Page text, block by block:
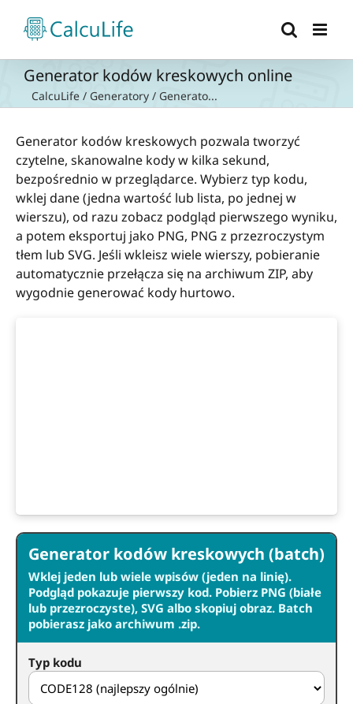
zawartości
Generator kodów kreskowych online
CalcuLife / Generatory / Generato...
Generator kodów kreskowych pozwala tworzyć
czytelne, skanowalne kody w kilka sekund,
bezpośrednio w przeglądarce. Wybierz typ kodu,
wklej dane (jedna wartość lub lista, po jednej w
wierszu), od razu zobacz podgląd pierwszego wyniku,
a potem eksportuj jako PNG, PNG z przezroczystym
tłem lub SVG. Jeśli wkleisz wiele wierszy, pobieranie
automatycznie przełącza się na archiwum ZIP, aby
wygodnie generować kody hurtowo.
Generator kodów kreskowych (batch)
Wklej jeden lub wiele wpisów (jeden na linię).
Podgląd pokazuje pierwszy kod. Pobierz PNG (białe
lub przezroczyste), SVG albo skopiuj obraz. Batch
pobierasz jako archiwum .zip.
Typ kodu